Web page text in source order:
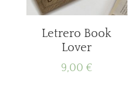
Letrero Book
Lover
9,00 €